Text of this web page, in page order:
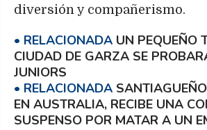
diversión y compañerismo.
UN PEQUEÑO
CIUDAD DE GARZA SE
JUNIORS
EN AUSTRALIA, RECIBE UNA
SUSPENSO POR MATAR A UN